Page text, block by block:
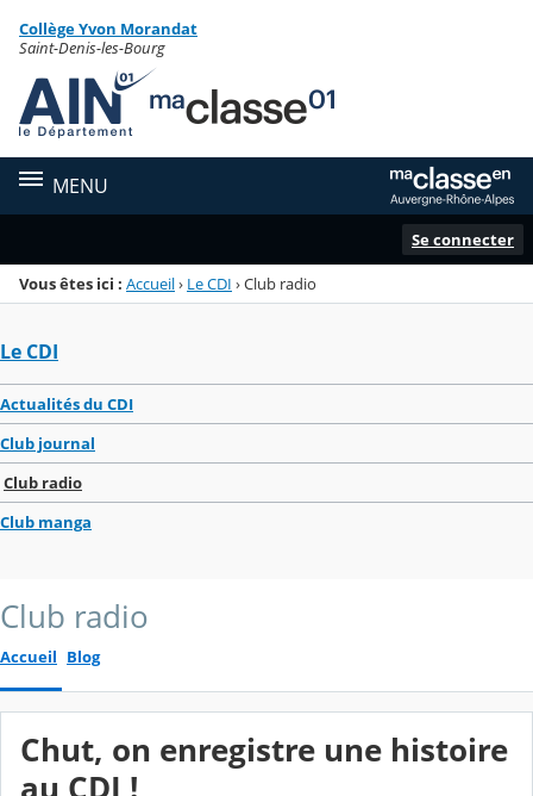
Menu de la rubrique
Contenu
Collège Yvon Morandat
Saint-Denis-les-Bourg
MENU
Se connecter
Vous êtes ici : Accueil› Le CDI ›Club radio
Le CDI
Actualités du CDI
Club journal
Club radio
Club manga
Club radio
Accueil Blog
Chut, on enregistre une histoire